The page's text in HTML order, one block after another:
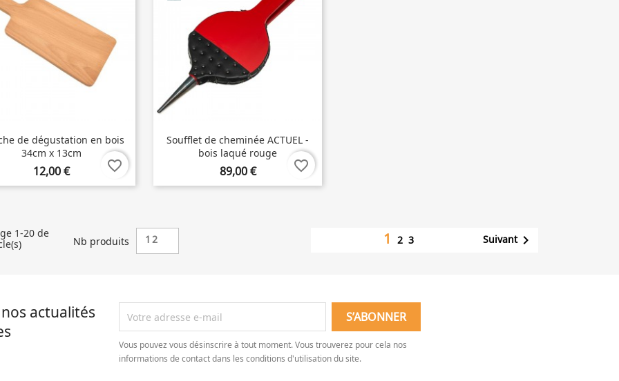
de dégustation en bois
34cm x 13cm
12,00 € favorite_border
Soufflet de cheminée ACTUEL -
bois laqué rouge
89,00 € favorite_border
1-20 de
Nb produits 12 1 2 3 Suivant
actualités
Vous pouvez vous désinscrire à tout moment. Vous trouverez pour cela nos
informations de contact dans les conditions d'utilisation du site.